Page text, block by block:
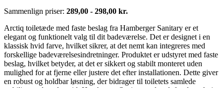
Sammenlign priser: 289,00 - 298,00 kr.
Arctiq toiletæde med faste beslag fra Hamberger Sanitary er et
elegant og funktionelt valg til dit badeværelse. Det er designet i en
klassisk hvid farve, hvilket sikrer, at det nemt kan integreres med
forskellige badeværelsesindretninger. Produktet er udstyret med faste
beslag, hvilket betyder, at det er sikkert og stabilt monteret uden
mulighed for at fjerne eller justere det efter installationen. Dette giver
en robust og holdbar løsning, der bidrager til toiletets samlede